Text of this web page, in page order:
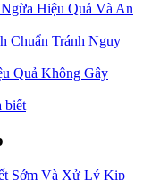
Hiệu Quả Và An
Chuẩn Tránh Nguy
Quả Không Gây
biết